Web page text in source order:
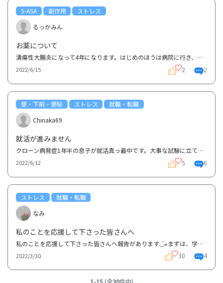
5-ASA 副作用
ストレス
るっかみん
お薬について
潰瘍性大腸炎になって4年になります。はじめのほうは病院に行き、アサコール、ペンタサの飲み薬と座薬を...
2022/6/15 2 2
便・下痢・便秘 ストレス
就職・転職
Chinaka69
就活が進みません
クローン病発症1年半の息子が就活真っ最中です。大事な試験に立て続けに下痢、腹痛で途中離脱。受診して...
2022/6/12 5 6
ストレス
就職・転職
なみ
私のことを応援して下さった皆さんへ
私のことを応援して下さった皆さんへ報告があります◡̈⋆まずは、学校を卒業し保育士資格、幼稚園免許を取...
2022/3/30 30 4